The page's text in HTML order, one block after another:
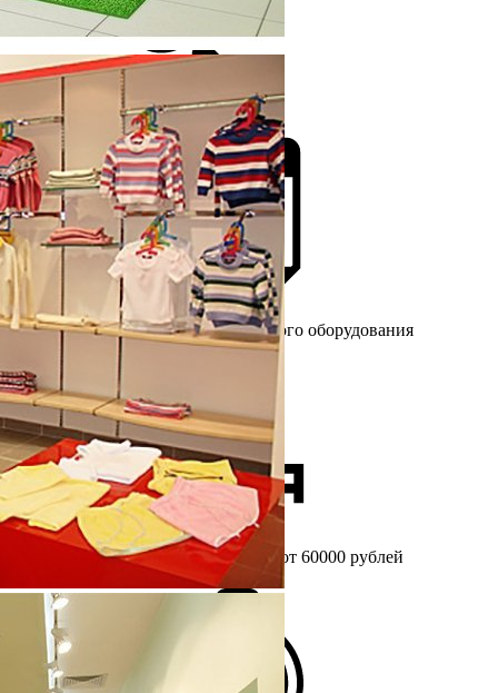
Более 25 летна рынке торгового оборудования
Бесплатныйзамер при заказе от 60000 рублей